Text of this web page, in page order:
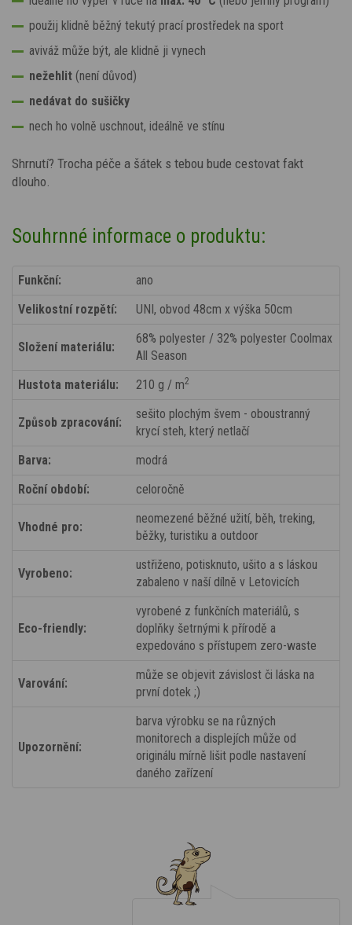
použij klidně běžný tekutý prací prostředek na sport
aviváž může být, ale klidně ji vynech
nežehlit (není důvod)
nedávat do sušičky
nech ho volně uschnout, ideálně ve stínu
Shrnutí? Trocha péče a šátek s tebou bude cestovat fakt
dlouho.
Souhrnné informace o produktu:
Funkční:
ano
Velikostní rozpětí:
UNI, obvod 48cm x výška 50cm
Složení materiálu:
68% polyester / 32% polyester Coolmax
All Season
Hustota materiálu:
210 g / m2
Způsob zpracování:
sešito plochým švem - oboustranný
krycí steh, který netlačí
Barva:
modrá
Roční období:
celoročně
Vhodné pro:
neomezené běžné užití, běh, treking,
běžky, turistiku a outdoor
Vyrobeno:
ustřiženo, potisknuto, ušito a s láskou
zabaleno v naší dílně v Letovicích
Eco-friendly:
vyrobené z funkčních materiálů, s
doplňky šetrnými k přírodě a
expedováno s přístupem zero-waste
Varování:
může se objevit závislost či láska na
první dotek ;)
Upozornění:
barva výrobku se na různých
monitorech a displejích může od
originálu mírně lišit podle nastavení
daného zařízení